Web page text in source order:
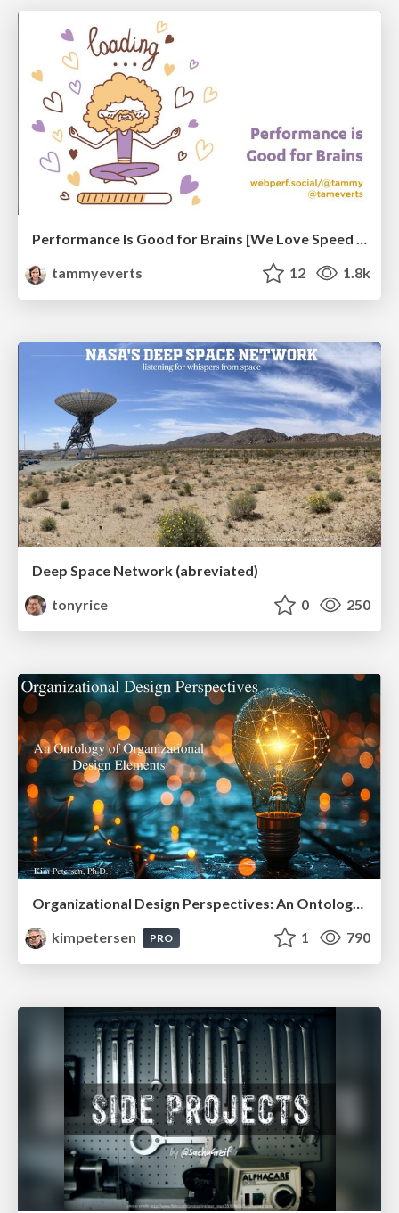
Performance Is Good for Brains [We Love Speed 2024]
tammyeverts
12 1.8k
Deep Space Network (abreviated)
tonyrice
0 250
Organizational Design Perspectives: An Ontology of Organizational Design Elements
kimpetersen
PRO 1 790